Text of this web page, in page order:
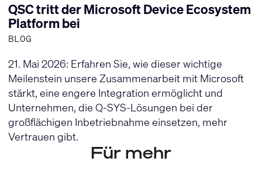
QSC tritt der Microsoft Device Ecosystem
Platform bei
BLOG
21. Mai 2026: Erfahren Sie, wie dieser wichtige
Meilenstein unsere Zusammenarbeit mit Microsoft
stärkt, eine engere Integration ermöglicht und
Unternehmen, die Q-SYS-Lösungen bei der
großflächigen Inbetriebnahme einsetzen, mehr
Vertrauen gibt.
Für mehr